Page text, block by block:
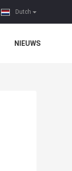
Dutch
NIEUWS